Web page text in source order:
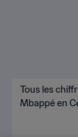
Tous les
Mbappé en